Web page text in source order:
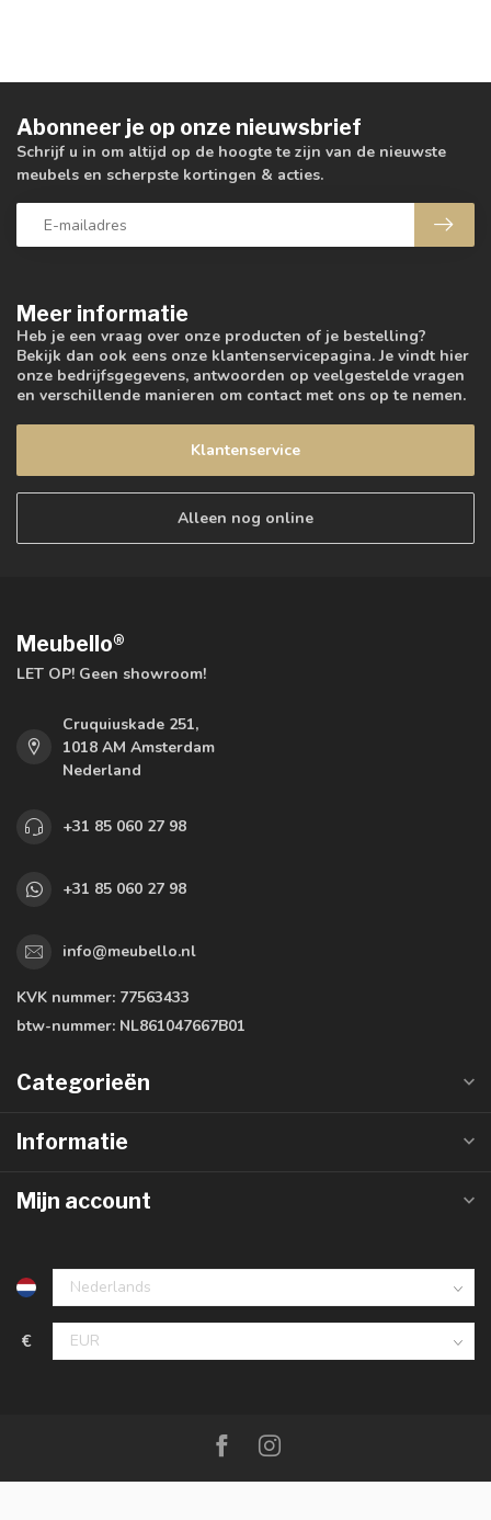
Meer informatie
Heb je een vraag over onze producten of je bestelling?
Bekijk dan ook eens onze klantenservicepagina. Je vindt hier
onze bedrijfsgegevens, antwoorden op veelgestelde vragen
en verschillende manieren om contact met ons op te nemen.
Klantenservice
Alleen nog online
Abonneer je op onze nieuwsbrief
Schrijf u in om altijd op de hoogte te zijn van de nieuwste
meubels en scherpste kortingen & acties.
Meubello®
LET OP! Geen showroom!
Cruquiuskade 251,
1018 AM Amsterdam
Nederland
+31 85 060 27 98
+31 85 060 27 98
info@meubello.nl
KVK nummer: 77563433
btw-nummer: NL861047667B01
Categorieën
Informatie
Mijn account
€